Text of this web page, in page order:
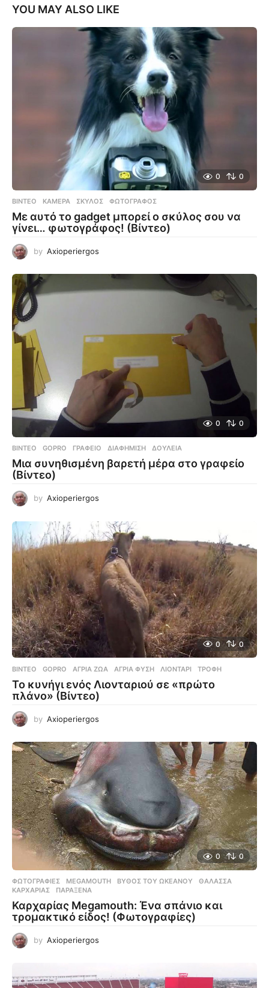
YOU MAY ALSO LIKE
0 0
ΒΊΝΤΕΟ ΚΆΜΕΡΑ ,ΣΚΎΛΟΣ ,ΦΩΤΟΓΡΆΦΟΣ
Με αυτό το gadget μπορεί ο σκύλος σου να
γίνει… φωτογράφος! (Βίντεο)
by Axioperiergos
0 0
ΒΊΝΤΕΟ GOPRO ,ΓΡΑΦΕΊΟ ,ΔΙΑΦΉΜΙΣΗ ,ΔΟΥΛΕΙΆ
Μια συνηθισμένη βαρετή μέρα στο γραφείο
(Βίντεο)
by Axioperiergos
0 0
ΒΊΝΤΕΟ GOPRO ,ΆΓΡΙΑ ΖΏΑ ,ΆΓΡΙΑ ΦΎΣΗ ,ΛΙΟΝΤΆΡΙ ,ΤΡΟΦΉ
Το κυνήγι ενός Λιονταριού σε «πρώτο
πλάνο» (Βίντεο)
by Axioperiergos
0 0
ΦΩΤΟΓΡΑΦΊΕΣ MEGAMOUTH ,ΒΥΘΌΣ ΤΟΥ ΩΚΕΑΝΟΎ ,ΘΆΛΑΣΣΑ
ΚΑΡΧΑΡΊΑΣ
,ΠΑΡΆΞΕΝΑ
Καρχαρίας Megamouth: Ένα σπάνιο και
τρομακτικό είδος! (Φωτογραφίες)
by Axioperiergos